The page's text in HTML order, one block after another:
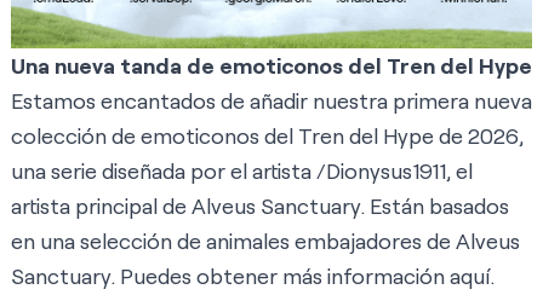
Una nueva tanda de emoticonos del Tren del Hype
Estamos encantados de añadir nuestra primera nueva
colección de emoticonos del Tren del Hype de 2026,
una serie diseñada por el artista /Dionysus1911, el
artista principal de Alveus Sanctuary. Están basados
en una selección de animales embajadores de Alveus
Sanctuary. Puedes obtener más informaciónaquí.